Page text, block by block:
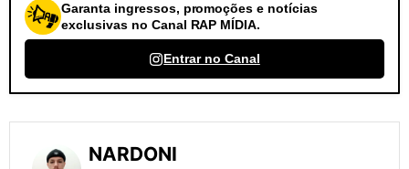
Garanta ingressos, promoções e notícias
exclusivas no Canal RAP MÍDIA.
Entrar no Canal
NARDONI